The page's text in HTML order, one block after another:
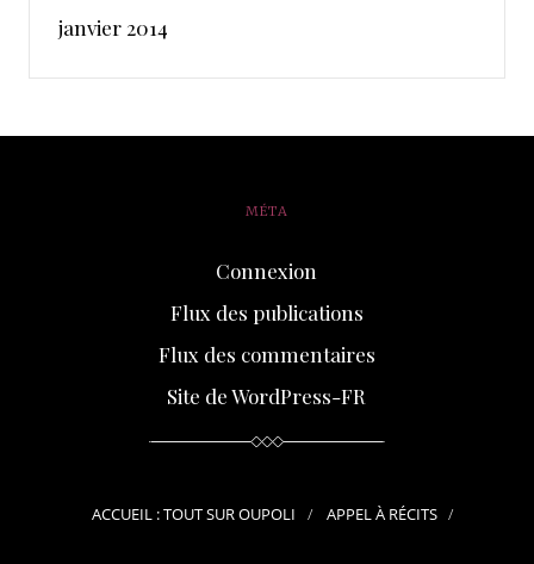
janvier 2014
MÉTA
Connexion
Flux des publications
Flux des commentaires
Site de WordPress-FR
ACCUEIL : TOUT SUR OUPOLI APPEL À RÉCITS